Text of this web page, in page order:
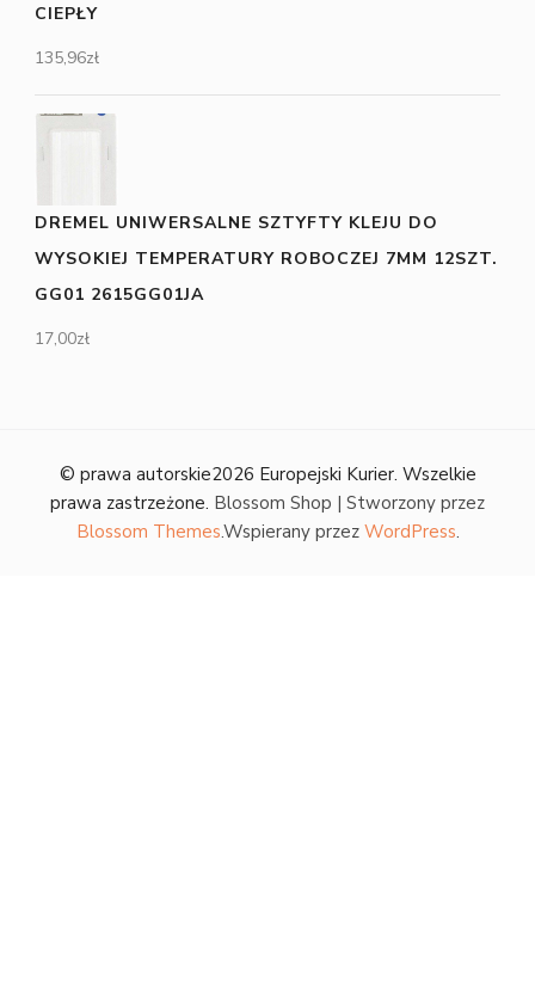
CIEPŁY
135,96zł
DREMEL UNIWERSALNE SZTYFTY KLEJU DO
WYSOKIEJ TEMPERATURY ROBOCZEJ 7MM 12SZT.
GG01 2615GG01JA
17,00zł
© prawa autorskie2026 Europejski Kurier. Wszelkie
prawa zastrzeżone. Blossom Shop | Stworzony przez
Blossom Themes.Wspierany przez WordPress.